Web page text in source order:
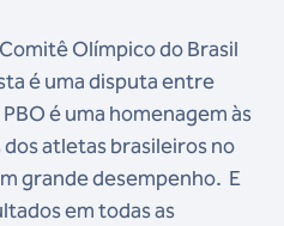
Olímpico do Brasil
é uma disputa entre
é uma homenagem às
atletas brasileiros no
grande desempenho. E
em todas as